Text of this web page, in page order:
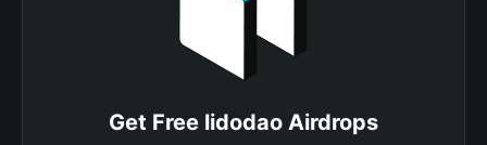
Get Free lidodao Airdrops